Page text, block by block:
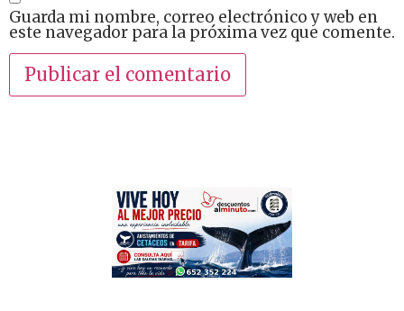
Guarda mi nombre, correo electrónico y web en
este navegador para la próxima vez que comente.